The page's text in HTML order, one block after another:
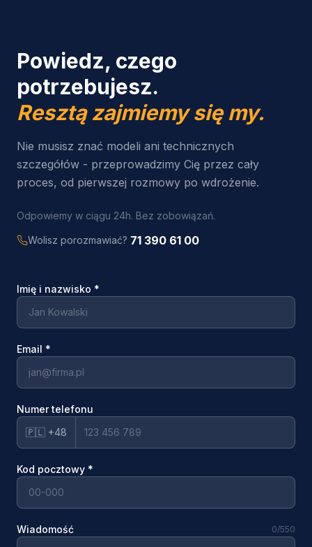
Powiedz, czego
potrzebujesz.
Resztą zajmiemy się my.
Nie musisz znać modeli ani technicznych
szczegółów - przeprowadzimy Cię przez cały
proces, od pierwszej rozmowy po wdrożenie.
Odpowiemy w ciągu 24h. Bez zobowiązań.
Wolisz porozmawiać? 71 390 61 00
Imię i nazwisko *
Email *
Numer telefonu
🇵🇱 +48
Kod pocztowy *
Wiadomość 0/550